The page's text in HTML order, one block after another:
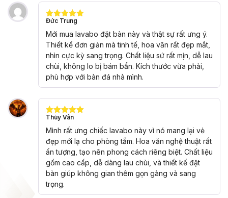
Được xếp
hạng
sao
Đức Trung
Mới mua lavabo đặt bàn này và thật sự rất ưng ý.
Thiết kế đơn giản mà tinh tế, hoa văn rất đẹp mắt,
nhìn cực kỳ sang trọng. Chất liệu sứ rất mịn, dễ lau
chùi, không lo bị bám bẩn. Kích thước vừa phải,
phù hợp với bàn đá nhà mình.
Được xếp
hạng
5
sao
Thùy Vân
Mình rất ưng chiếc lavabo này vì nó mang lại vẻ
đẹp mới lạ cho phòng tắm. Hoa văn nghệ thuật rất
ấn tượng, tạo nên phong cách riêng biệt. Chất liệu
gốm cao cấp, dễ dàng lau chùi, và thiết kế đặt
bàn giúp không gian thêm gọn gàng và sang
trọng.